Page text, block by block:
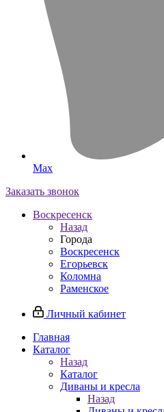
Max
Заказать звонок
Воскресенск
Назад
Города
Воскресенск
Егорьевск
Коломна
Раменское
Личный кабинет
Главная
Каталог
Назад
Каталог
Диваны и кресла
Назад